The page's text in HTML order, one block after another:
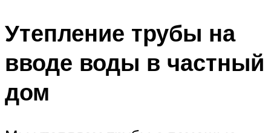
Утепление трубы на
вводе воды в частный
дом